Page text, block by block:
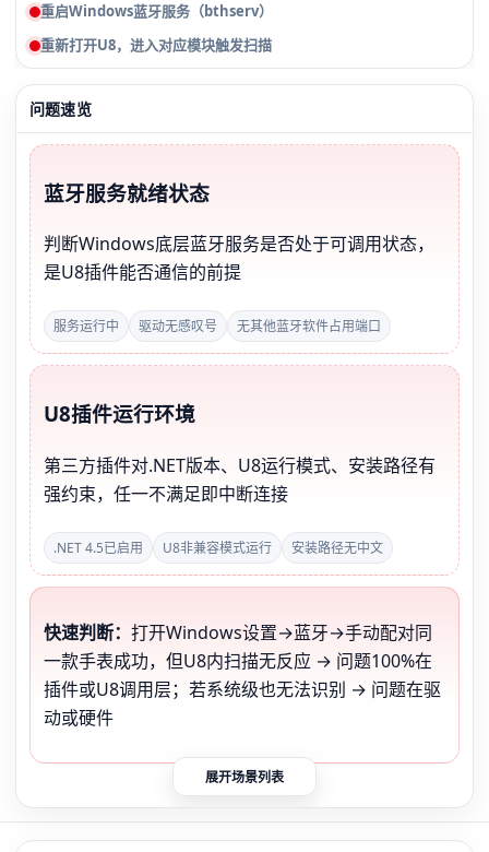
重启Windows蓝牙服务（bthserv）
重新打开U8，进入对应模块触发扫描
问题速览
蓝牙服务就绪状态
判断Windows底层蓝牙服务是否处于可调用状态，
是U8插件能否通信的前提
服务运行中 驱动无感叹号 无其他蓝牙软件占用端口
U8插件运行环境
第三方插件对.NET版本、U8运行模式、安装路径有
强约束，任一不满足即中断连接
.NET 4.5已启用 U8非兼容模式运行 安装路径无中文
快速判断： 打开Windows设置→蓝牙→手动配对同
一款手表成功，但U8内扫描无反应 → 问题100%在
插件或U8调用层；若系统级也无法识别 → 问题在驱
动或硬件
展开场景列表